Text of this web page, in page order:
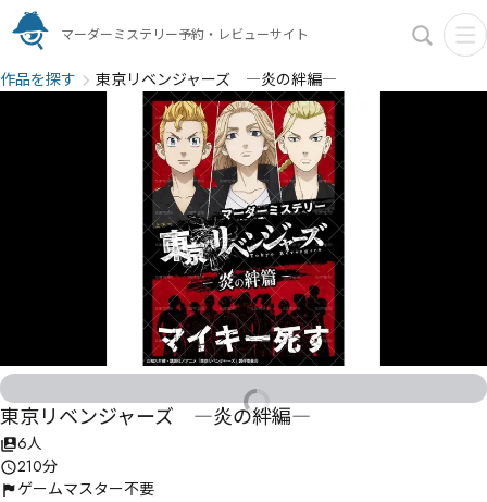
マーダーミステリー予約・レビューサイト
作品を探す 東京リベンジャーズ ―炎の絆編―
東京リベンジャーズ ―炎の絆編―
6人
210分
ゲームマスター不要